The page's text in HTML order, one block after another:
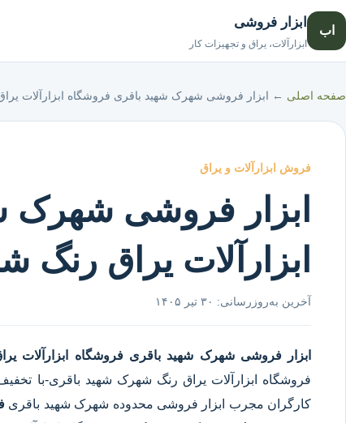
اب
ابزار فروشی
ابزارآلات، یراق و تجهیزات کار
صفحه اصلی ← ابزار فروشی شهرک شهید باقری فروشگاه ابزارآلات
فروش ابزارآلات و یراق
ابزار فروشی شهرک
ابزارآلات یراق
آخرین به‌روزرسانی: ۳۰ تیر ۱۴۰۵
ابزار فروشی شهرک شهید باقری فروشگاه ابزارآلات
فروشگاه ابزارآلات یراق رنگ شهرک شهید باقری-با
کارگران مجرب ابزار فروشی محدوده شهرک شهید باقری